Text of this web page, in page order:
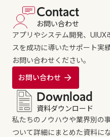
Contact
お問い合わせ
アプリやシステム開発、
スを成功に導いたサポート実
お問い合わせください。
お問い合わせ
Download
資料ダウンロード
私たちのノウハウや業界別の
ついて詳細にまとめた資料に